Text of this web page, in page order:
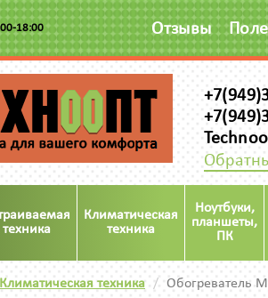
18:00 Отзывы
техника
Климатическая
техника
Ноутбуки,
планшеты,
ПК
Климатическая техника Обогреватель